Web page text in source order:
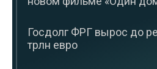
Госдолг ФРГ вырос до
трлн евро